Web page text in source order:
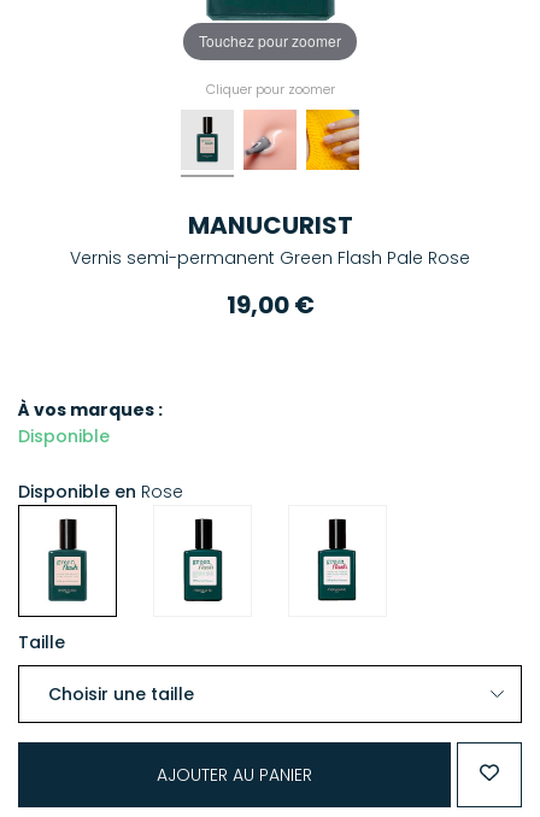
Touchez pour zoomer
Cliquer pour zoomer
MANUCURIST
Vernis semi-permanent Green Flash Pale Rose
19,00 €
À vos marques :
Disponible
Disponible en Rose
Taille
AJOUTER AU PANIER